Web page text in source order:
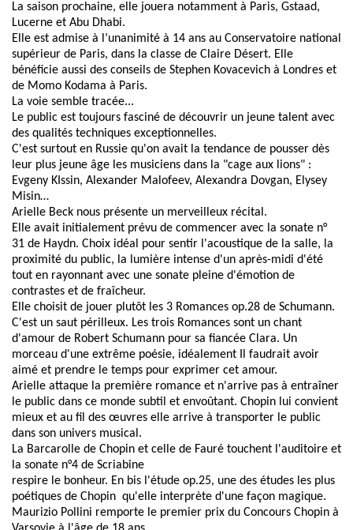
La saison prochaine, elle jouera notamment à Paris, Gstaad,
Lucerne et Abu Dhabi.
Elle est admise à l’unanimité à 14 ans au Conservatoire national
supérieur de Paris, dans la classe de Claire Désert. Elle
bénéficie aussi des conseils de Stephen Kovacevich à Londres et
de Momo Kodama à Paris.
La voie semble tracée...
Le public est toujours fasciné de découvrir un jeune talent avec
des qualités techniques exceptionnelles.
C'est surtout en Russie qu'on avait la tendance de pousser dès
leur plus jeune âge les musiciens dans la "cage aux lions" :
Evgeny KIssin, Alexander Malofeev, Alexandra Dovgan, Elysey
Misin…
Arielle Beck nous présente un merveilleux récital.
Elle avait initialement prévu de commencer avec la sonate n°
31 de Haydn. Choix idéal pour sentir l'acoustique de la salle, la
proximité du public, la lumière intense d'un après-midi d'été
tout en rayonnant avec une sonate pleine d'émotion de
contrastes et de fraîcheur.
Elle choisit de jouer plutôt les 3 Romances op.28 de Schumann.
C'est un saut périlleux. Les trois Romances sont un chant
d'amour de Robert Schumann pour sa fiancée Clara. Un
morceau d'une extrême poésie, idéalement Il faudrait avoir
aimé et prendre le temps pour exprimer cet amour.
Arielle attaque la première romance et n'arrive pas à entraîner
le public dans ce monde subtil et envoûtant. Chopin lui convient
mieux et au fil des œuvres elle arrive à transporter le public
dans son univers musical.
La Barcarolle de Chopin et celle de Fauré touchent l'auditoire et
la sonate n°4 de Scriabine
respire le bonheur. En bis l'étude op.25, une des études les plus
poétiques de Chopin qu'elle interprète d'une façon magique.
Maurizio Pollini remporte le premier prix du Concours Chopin à